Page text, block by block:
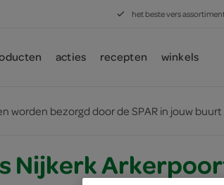
het beste vers
acties recepten winkels
worden bezorgd door de SPAR in jouw buurt
Nijkerk